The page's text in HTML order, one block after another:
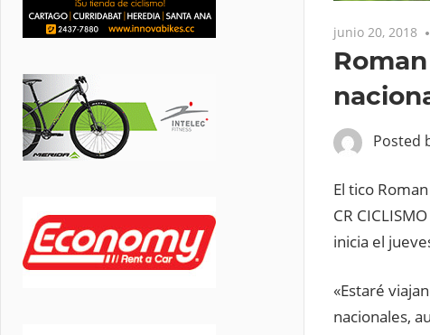
junio 20, 2018
Posted
El tico
CR
inicia el
«Estaré
nacionales,